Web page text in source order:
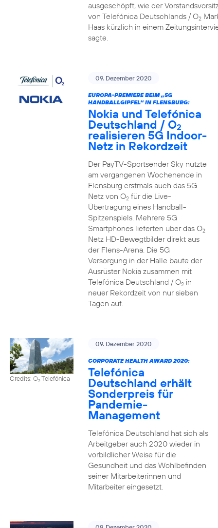
ausgeschöpft, wie der
von Telefónica Deutschlands / O2
Haas kürzlich in einem
sagte.
09. Dezember 2020
EUROPA-PREMIERE BEIM „5G
HANDBALLGIPFEL“ IN FLENSBURG:
Nokia und Telefónica
Deutschland / O2
realisieren 5G Indoor-
Netz in Rekordzeit
Der PayTV-Sportsender Sky nutzte
am vergangenen Wochenende in
Flensburg erstmals auch das 5G-
Netz von O2für die Live-
Übertragung eines Handball-
Spitzenspiels. Mehrere 5G
Smartphones lieferten über das O2
Netz HD-Bewegtbilder direkt aus
der Flens-Arena. Die 5G
Versorgung in der Halle baute der
Ausrüster Nokia zusammen mit
Telefónica Deutschland / O2in
neuer Rekordzeit von nur sieben
Tagen auf.
Credits: O2Telefónica
09. Dezember 2020
CORPORATE HEALTH AWARD 2020:
Telefónica
Deutschland erhält
Sonderpreis für
Pandemie-
Management
Telefónica Deutschland hat sich als
Arbeitgeber auch 2020 wieder in
vorbildlicher Weise für die
Gesundheit und das Wohlbefinden
seiner Mitarbeiterinnen und
Mitarbeiter eingesetzt.